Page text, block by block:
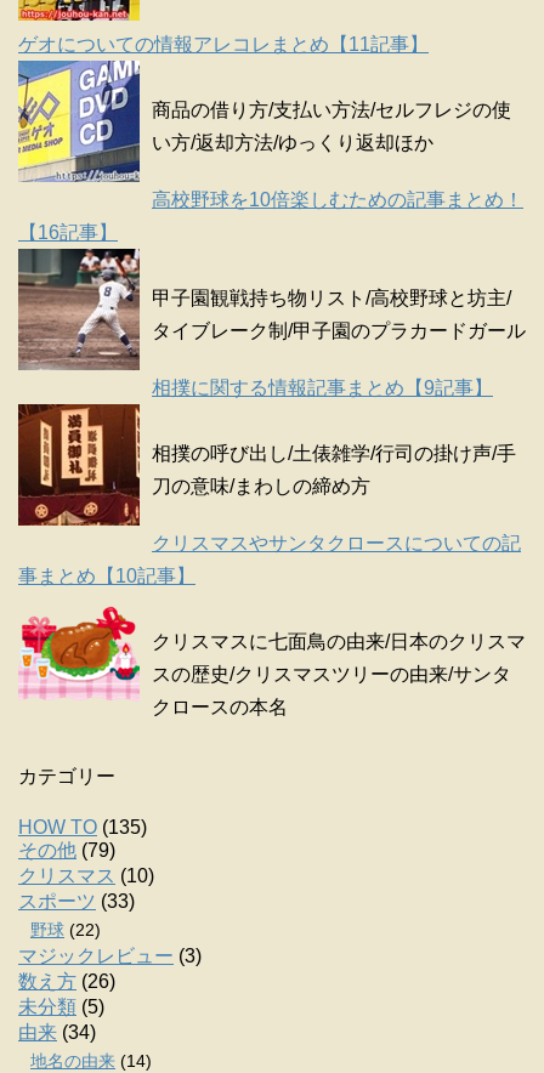
ゲオについての情報アレコレまとめ【11記事】
商品の借り方/支払い方法/セルフレジの使
い方/返却方法/ゆっくり返却ほか
高校野球を10倍楽しむための記事まとめ！
【16記事】
甲子園観戦持ち物リスト/高校野球と坊主/
タイブレーク制/甲子園のプラカードガール
相撲に関する情報記事まとめ【9記事】
相撲の呼び出し/土俵雑学/行司の掛け声/手
刀の意味/まわしの締め方
クリスマスやサンタクロースについての記
事まとめ【10記事】
クリスマスに七面鳥の由来/日本のクリスマ
スの歴史/クリスマスツリーの由来/サンタ
クロースの本名
カテゴリー
HOW TO (135)
その他 (79)
クリスマス (10)
スポーツ (33)
野球 (22)
マジックレビュー (3)
数え方 (26)
未分類 (5)
由来 (34)
地名の由来 (14)